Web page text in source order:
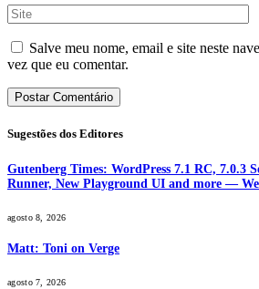
Salve meu nome, email e site neste
vez que eu comentar.
Sugestões dos Editores
Gutenberg Times: WordPress 7.1 RC, 7.0.3
Runner, New Playground UI and more —
agosto 8, 2026
Matt: Toni on Verge
agosto 7, 2026